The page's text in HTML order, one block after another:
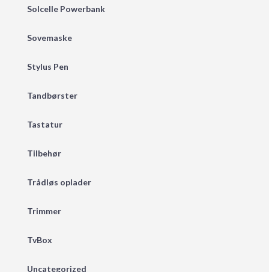
Solcelle Powerbank
Sovemaske
Stylus Pen
Tandbørster
Tastatur
Tilbehør
Trådløs oplader
Trimmer
TvBox
Uncategorized